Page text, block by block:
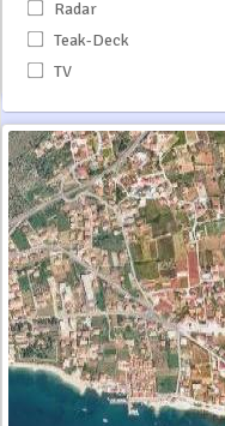
Radar
Teak-Deck
TV